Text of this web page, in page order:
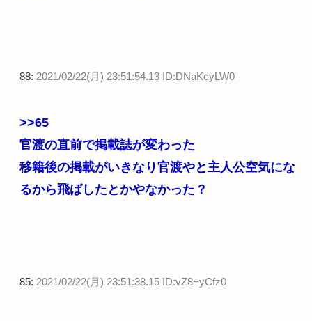
88: 2021/02/22(月) 23:51:54.13 ID:DNaKcyLW0
>>65
官渡の直前で掲載誌が変わった
移籍後の掲載がいきなり官渡やと主人公空気にな
るから飛ばしたとかやなかった？
85: 2021/02/22(月) 23:51:38.15 ID:vZ8+yCfz0